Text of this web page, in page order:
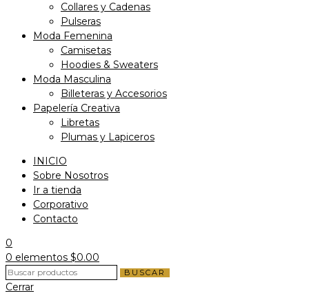
Collares y Cadenas
Pulseras
Moda Femenina
Camisetas
Hoodies & Sweaters
Moda Masculina
Billeteras y Accesorios
Papelería Creativa
Libretas
Plumas y Lapiceros
INICIO
Sobre Nosotros
Ir a tienda
Corporativo
Contacto
0
0 elementos $0.00
BUSCAR
Cerrar